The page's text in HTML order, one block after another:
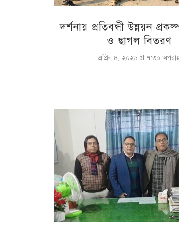
দর্শনায় প্রতিবন্ধী উন্নয়ন
ও ছাগল বিতরণ
এপ্রিল ৪, ২০২৬ at ৭:৩০